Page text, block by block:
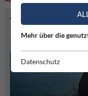
TOURENINFO
Mehr über die
Datenschutz